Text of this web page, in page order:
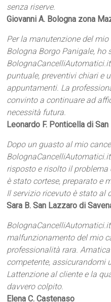
senza riserve.
Giovanni A. Bologna zona
Per la manutenzione del
Bologna Borgo Panigale, ho
puntuale, preventivi chiari e
appuntamenti. La
convinto a continuare ad
necessità futura.
Leonardo F. Ponticella di
Dopo un guasto al mio
risposto e risolto il
è stato cortese, preparato e
Il servizio ricevuto è stato al
Sara B. San Lazzaro di
malfunzionamento del mio
professionalità rara.
competente, assicurandomi
Lattenzione al cliente e la
davvero colpito.
Elena C. Castenaso